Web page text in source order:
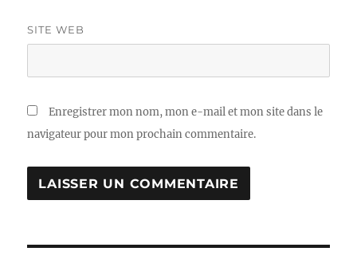
SITE WEB
Enregistrer mon nom, mon e-mail et mon site dans le
navigateur pour mon prochain commentaire.